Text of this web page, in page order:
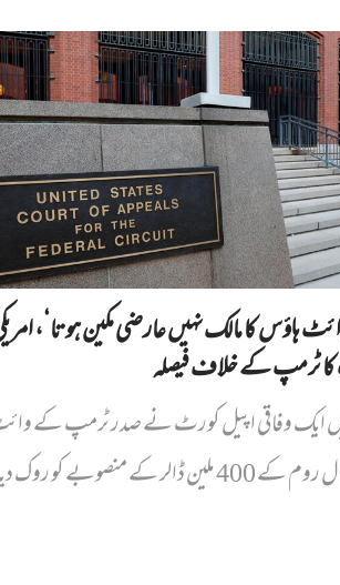
ہاؤس کا مالک نہیں‌ عارضی مکین ہوتا‘،
ٹرمپ کے خلاف فیصلہ
میں ایک وفاقی اپیل کورٹ نے صدر ٹرمپ کے
ڈالر کے منصوبے کو روک دیا...